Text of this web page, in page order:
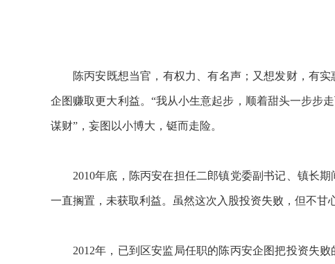
陈丙安既想当官，有权力、有名声；又想发财，有
企图赚取更大利益。“我从小生意起步，顺着甜头一步步
谋财”，妄图以小博大，铤而走险。
2010年底，陈丙安在担任二郎镇党委副书记、镇长
一直搁置，未获取利益。虽然这次入股投资失败，但不甘
2012年，已到区安监局任职的陈丙安企图把投资失